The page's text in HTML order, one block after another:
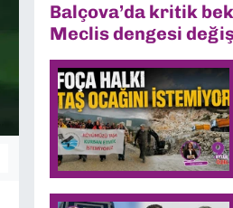
Balçova’da kritik
Meclis dengesi